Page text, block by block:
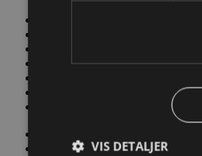
Salgs- og Leveringsbetingelser
Privatlivs- og persondatapolitik
VærktøjskassenVIS DETALJER